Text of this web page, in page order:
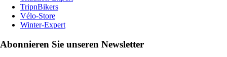
TripnBikers
Vélo-Store
Winter-Expert
Abonnieren Sie unseren Newsletter